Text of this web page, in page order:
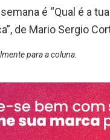
é “Qual é a
de Mario Sergio
para a coluna.